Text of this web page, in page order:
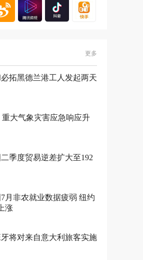
更多
必拓黑德兰港工人发起两天
重大气象灾害应急响应升
二季度贸易逆差扩大至192
7月非农就业数据疲弱 纽约
涨
牙将对来自意大利旅客实施